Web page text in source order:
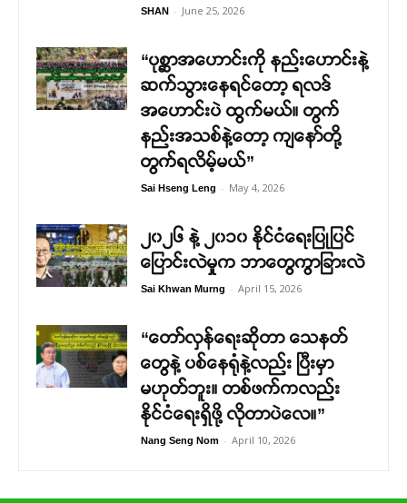
SHAN - June 25, 2026
“ပုစ္ဆာအဟောင်းကို နည်းဟောင်းနဲ့
ဆက်သွားနေရင်တော့ ရလဒ်
အဟောင်းပဲ ထွက်မယ်။ တွက်
နည်းအသစ်နဲ့တော့ ကျနော်တို့
တွက်ရလိမ့်မယ်”
Sai Hseng Leng - May 4, 2026
၂၀၂၆ နဲ့ ၂၀၁၀ နိုင်ငံရေးပြုပြင်
ပြောင်းလဲမှုက ဘာတွေကွာခြားလဲ
Sai Khwan Murng - April 15, 2026
“တော်လှန်ရေးဆိုတာ သေနတ်
တွေနဲ့ ပစ်နေရုံနဲ့လည်း ပြီးမှာ
မဟုတ်ဘူး။ တစ်ဖက်ကလည်း
နိုင်ငံရေးရှိဖို့ လိုတာပဲလေ။”
Nang Seng Nom - April 10, 2026